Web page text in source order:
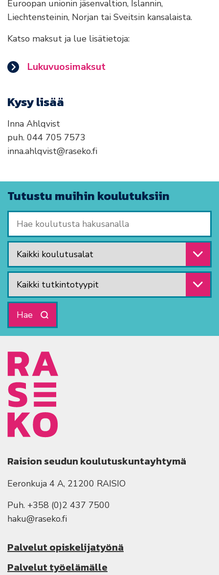
Euroopan unionin jäsenvaltion, Islannin,
Liechtensteinin, Norjan tai Sveitsin kansalaista.
Katso maksut ja lue lisätietoja:
Lukuvuosimaksut
Kysy lisää
Inna Ahlqvist
puh. 044 705 7573
inna.ahlqvist@raseko.fi
Tutustu muihin koulutuksiin
Valitse koulutusala
Valitse tutkintotyyppi
Raision seudun koulutuskuntayhtymä
Eeronkuja 4 A, 21200 RAISIO
Puh. +358 (0)2 437 7500
haku@raseko.fi
Palvelut opiskelijatyönä
Palvelut työelämälle